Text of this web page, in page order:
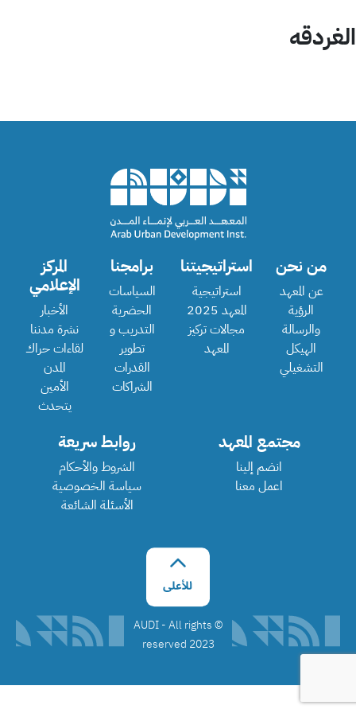
الغردقه
من نحن
عن المعهد
الرؤية
والرسالة
الهيكل
التشغيلي
استراتيجيتنا
استراتيجية
المعهد 2025
مجالات تركيز
المعهد
برامجنا
السياسات
الحضرية
التدريب و
تطوير
القدرات
الشراكات
المركز
الإعلامي
الأخبار
نشرة مدننا
لقاءات حراك
المدن
الأمين
يتحدث
مجتمع المعهد
انضم إلينا
اعمل معنا
روابط سريعة
الشروط والأحكام
سياسة الخصوصية
الأسئلة الشائعة
©️ AUDI - All rights
reserved 2023